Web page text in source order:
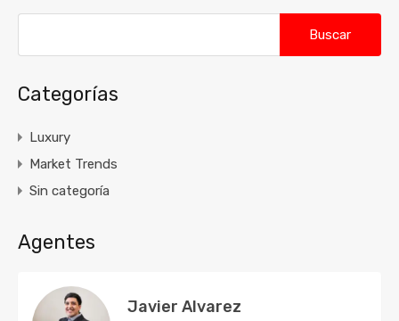
Categorías
Luxury
Market Trends
Sin categoría
Agentes
Javier Alvarez